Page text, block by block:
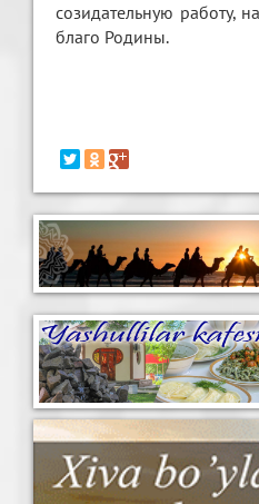
созидательную работу,
благо Родины.